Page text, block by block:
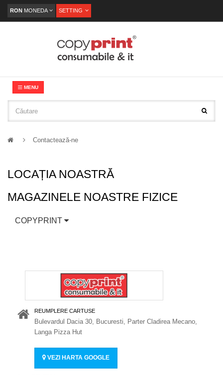
RON MONEDA SETTING
MENU
Contactează-ne
LOCAȚIA NOASTRĂ
MAGAZINELE NOASTRE FIZICE
COPYPRINT
REUMPLERE CARTUSE
Bulevardul Dacia 30, Bucuresti, Parter Cladirea Mecano,
Langa Pizza Hut
VEZI HARTA GOOGLE